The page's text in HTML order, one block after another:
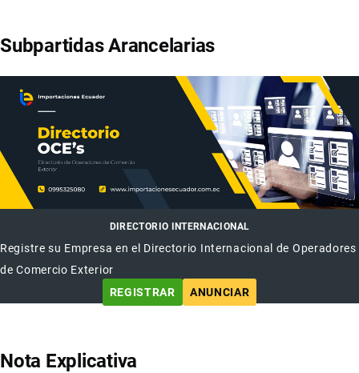
Subpartidas Arancelarias
DIRECTORIO INTERNACIONAL
Registre su Empresa en el Directorio Internacional de Operadores
de Comercio Exterior
REGISTRAR
ANUNCIAR
Nota Explicativa